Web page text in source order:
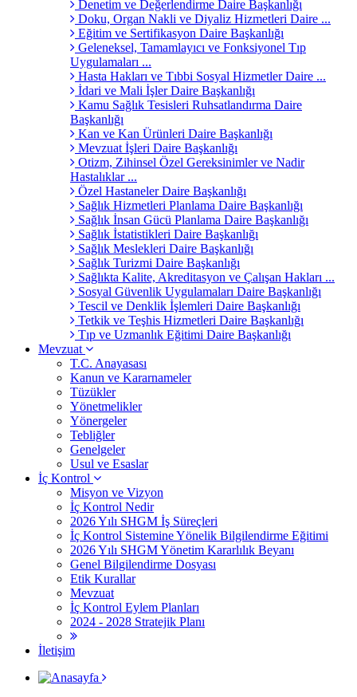
Denetim ve Değerlendirme Daire Başkanlığı
Doku, Organ Nakli ve Diyaliz Hizmetleri Daire ...
Eğitim ve Sertifikasyon Daire Başkanlığı
Geleneksel, Tamamlayıcı ve Fonksiyonel Tıp
Uygulamaları ...
Hasta Hakları ve Tıbbi Sosyal Hizmetler Daire ...
İdari ve Mali İşler Daire Başkanlığı
Kamu Sağlık Tesisleri Ruhsatlandırma Daire
Başkanlığı
Kan ve Kan Ürünleri Daire Başkanlığı
Mevzuat İşleri Daire Başkanlığı
Otizm, Zihinsel Özel Gereksinimler ve Nadir
Hastalıklar ...
Özel Hastaneler Daire Başkanlığı
Sağlık Hizmetleri Planlama Daire Başkanlığı
Sağlık İnsan Gücü Planlama Daire Başkanlığı
Sağlık İstatistikleri Daire Başkanlığı
Sağlık Meslekleri Daire Başkanlığı
Sağlık Turizmi Daire Başkanlığı
Sağlıkta Kalite, Akreditasyon ve Çalışan Hakları ...
Sosyal Güvenlik Uygulamaları Daire Başkanlığı
Tescil ve Denklik İşlemleri Daire Başkanlığı
Tetkik ve Teşhis Hizmetleri Daire Başkanlığı
Tıp ve Uzmanlık Eğitimi Daire Başkanlığı
Mevzuat
T.C. Anayasası
Kanun ve Kararnameler
Tüzükler
Yönetmelikler
Yönergeler
Tebliğler
Genelgeler
Usul ve Esaslar
İç Kontrol
Misyon ve Vizyon
İç Kontrol Nedir
2026 Yılı SHGM İş Süreçleri
İç Kontrol Sistemine Yönelik Bilgilendirme Eğitimi
2026 Yılı SHGM Yönetim Kararlılık Beyanı
Genel Bilgilendirme Dosyası
Etik Kurallar
Mevzuat
İç Kontrol Eylem Planları
2024 - 2028 Stratejik Planı
İletişim